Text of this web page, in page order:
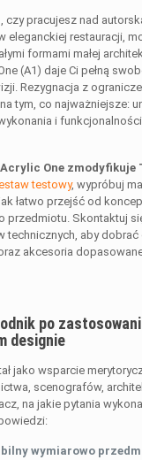
czy pracujesz nad
eleganckiej restauracji,
formami małej
(A1) daje Ci pełną
Rezygnacja z
tym, co najważniejsze:
i
One zmodyfikuje
testowy, wypróbuj
łatwo przejść od
przedmiotu. Skontaktuj
technicznych, aby
akcesoria
po
designie
jako wsparcie
scenografów,
na jakie pytania
wymiarowo